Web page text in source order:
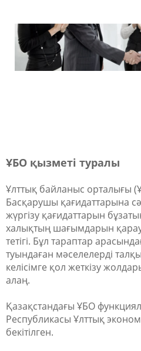
ҰБО қызметі туралы
Ұлттық байланыс орталығы
Басқарушы қағидаттарына
жүргізу қағидаттарын
халықтың шағымдарын
тетігі. Бұл тараптар
туындаған мәселелерді
келісімге қол жеткізу
алаң.
Қазақстандағы ҰБО
Республикасы Ұлттық
бекітілген.